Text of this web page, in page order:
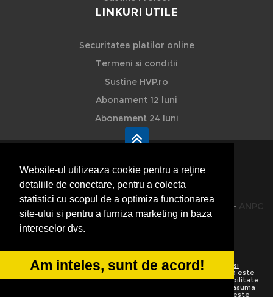
Website-ul utilizeaza cookie pentru a reţine
detaliile de conectare, pentru a colecta
statistici cu scopul de a optimiza functionarea
site-ului si pentru a furniza marketing in baza
intereselor dvs.
Am inteles, sunt de acord!
LINKURI UTILE
Securitatea platilor online
Termeni si conditii
Sustine HVP.ro
Abonament 12 luni
Abonament 24 luni
HVP - Hoteluri Vile Pensiuni
© 2014-2026 Powered byVilonMedia&TekaBility - ANPC
SOL
Utilizand acest site inseamna ca sunteti de acord cu Termenii si
conditiile de utilizare Preluarea informatiilor totala sau partiala este
strict interzisa. Ne rezervam dreptul de a apela la institutiile abilitate
nu isi asuma
vina pentru corectitudinea informatiilor. Daca o informatie nu este